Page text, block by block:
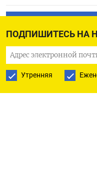
ПОДПИШИТЕСЬ НА
Утренняя